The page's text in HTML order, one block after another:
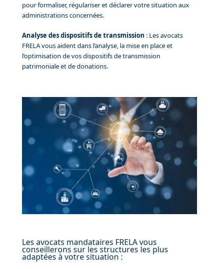
pour formaliser, régulariser et déclarer votre situation aux
administrations concernées.
Analyse des dispositifs de transmission : Les avocats
FRELA vous aident dans l’analyse, la mise en place et
l’optimisation de vos dispositifs de transmission
patrimoniale et de donations.
Les avocats mandataires FRELA vous
conseillerons sur les structures les plus
adaptées à votre situation :